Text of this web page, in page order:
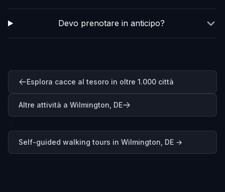
Devo prenotare in anticipo?
Esplora cacce al tesoro in oltre 1.000 città
Altre attività a Wilmington, DE
Self-guided walking tours in Wilmington, DE →